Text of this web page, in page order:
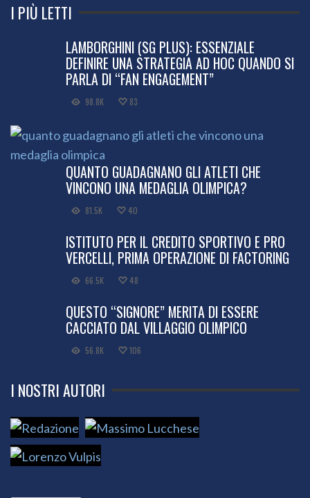
I PIÙ LETTI
LAMBORGHINI (SG PLUS): ESSENZIALE
DEFINIRE UNA STRATEGIA AD HOC QUANDO SI
PARLA DI “FAN ENGAGEMENT”
98.8K 83
QUANTO GUADAGNANO GLI ATLETI CHE
VINCONO UNA MEDAGLIA OLIMPICA?
81.5K 40
ISTITUTO PER IL CREDITO SPORTIVO E PRO
VERCELLI, PRIMA OPERAZIONE DI FACTORING
66.5K 48
QUESTO “SIGNORE” MERITA DI ESSERE
CACCIATO DAL VILLAGGIO OLIMPICO
56.8K 106
I NOSTRI AUTORI